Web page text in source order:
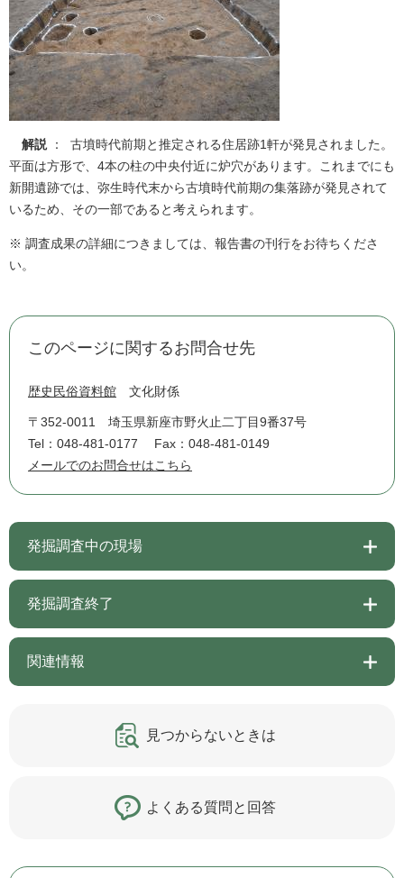
解説 ： 古墳時代前期と推定される住居跡1軒が発見されました。
平面は方形で、4本の柱の中央付近に炉穴があります。これまでにも
新開遺跡では、弥生時代末から古墳時代前期の集落跡が発見されて
いるため、その一部であると考えられます。
※ 調査成果の詳細につきましては、報告書の刊行をお待ちくださ
い。
このページに関するお問合せ先
歴史民俗資料館 文化財係
〒352-0011
埼玉県新座市野火止二丁目9番37号
Tel：048-481-0177
Fax：048-481-0149
メールでのお問合せはこちら
発掘調査中の現場
発掘調査終了
関連情報
見つからないときは
よくある質問と回答